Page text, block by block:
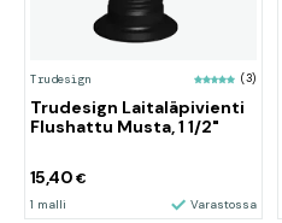
Trudesign (3)
Trudesign Laitaläpivienti
Flushattu Musta, 1 1/2"
15,40 €
1 malli Varastossa